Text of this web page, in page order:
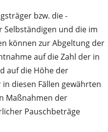
bzw. die -
Selbständigen und die im
können zur Abgeltung der
auf die Zahl der in
auf die Höhe der
diesen Fällen gewährten
Maßnahmen der
Pauschbeträge